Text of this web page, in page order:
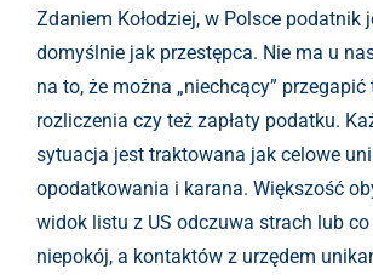
Zdaniem Kołodziej, w Polsce podatnik
domyślnie jak przestępca. Nie ma u
na to, że można „niechcący” przegapić
rozliczenia czy też zapłaty podatku.
sytuacja jest traktowana jak celowe
opodatkowania i karana. Większość
widok listu z US odczuwa strach lub
niepokój, a kontaktów z urzędem